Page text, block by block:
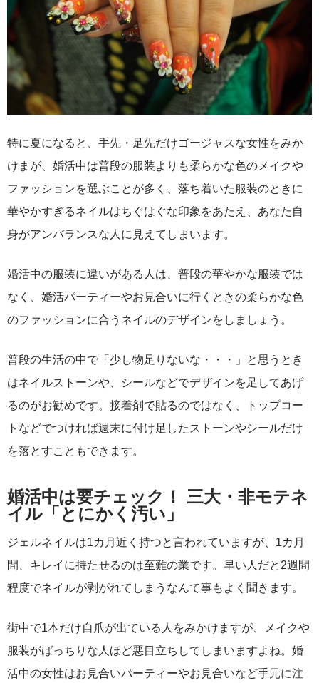
特に夏になると、手先・足先だけゴージャスな女性をみか
けまが、婚活中は普段の服装よりも柔らかな色のメイクや
ファッションを選ぶことが多く、落ち着いた服装のときに
華やかすぎるネイルはちぐはぐな印象をあたえ、あなた自
身がアンバランスな人に見えてしまいます。
婚活中の服装に違いがある人は、普段の華やかな服装では
なく、婚活パーティーやお見合いに行くときの柔らかな色
のファッションに合うネイルのデザインをしましょう。
普段の生活の中で「少し物足りないな・・・」と思うとき
はネイルストーンや、シールなどでデザインを足してあげ
るのがお勧めです。接着剤で貼るのではなく、トップコー
トなどでつければ週末に付け足したストーンやシールだけ
を落とすこともできます。
婚活中は要チェック！ 三大・非モテネ
イル「とにかく汚い」
ジェルネイルは1カ月近く持つと言われていますが、1カ月
間、キレイに持たせるのは至難の業です。早い人だと2週間
程度でネイルが剥がれてしまうなんて事もよく聞きます。
街中で1本だけ自爪が出ている人をみかけますが、メイクや
服装がばっちりな人ほど悪目立ちしてしまいますよね。婚
活中の女性はお見合いパーティーやお見合いなど手元に注